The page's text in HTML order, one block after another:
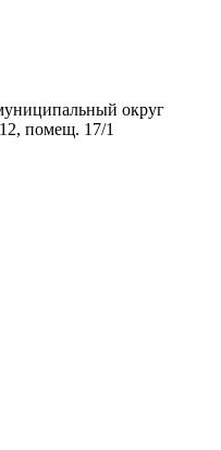
округ
помещ. 17/1